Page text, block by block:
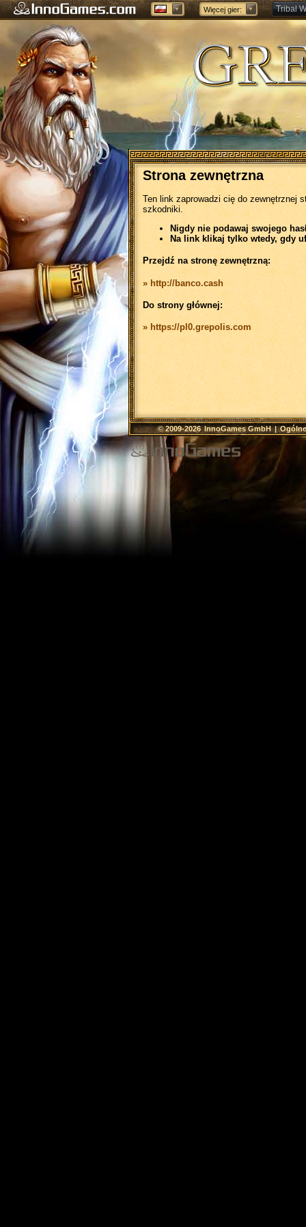
Więcej gier: Tribal
Forge
Strona zewnętrzna
Ten link zaprowadzi cię do zewnętrznej
szkodniki.
Nigdy nie podawaj swojego
Na link klikaj tylko wtedy, gdy
Przejdź na stronę zewnętrzną:
» http://banco.cash
Do strony głównej:
» https://pl0.grepolis.com
© 2009-2026InnoGames GmbH|